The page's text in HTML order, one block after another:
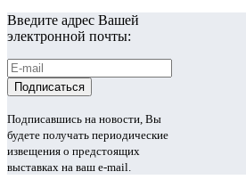
Введите адрес Вашей
электронной почты:
Подписавшись на новости, Вы
будете получать периодические
извещения о предстоящих
выставках на ваш e-mail.